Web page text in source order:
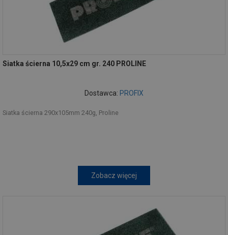
Siatka ścierna 10,5x29 cm gr. 240 PROLINE
Dostawca: PROFIX
Siatka ścierna 290x105mm 240g, Proline
Zobacz więcej